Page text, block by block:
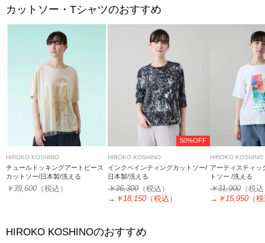
カットソー・Tシャツのおすすめ
HIROKO KOSHINO
チュールドッキングアートピース
カットソー/日本製/洗える
￥39,600 （税込）
50%OFF
HIROKO KOSHINO
インクペインティングカットソー/
日本製/洗える
￥36,300（税込）
→ ￥18,150 （税込）
HIROKO KOSHINO
アーティスティッ
トソー /洗える
￥31,900（税
→ ￥15,950（
HIROKO KOSHINOのおすすめ